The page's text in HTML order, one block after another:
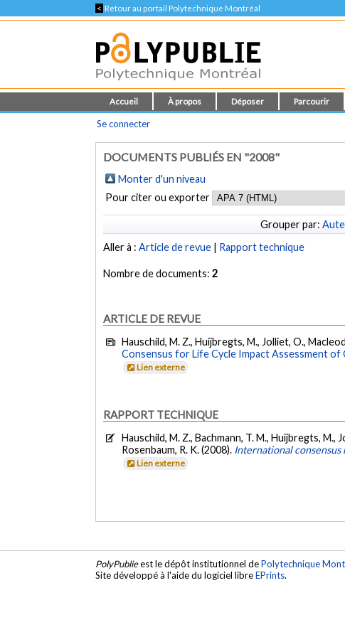
< Retour au portail Polytechnique Montréal
Accueil À propos Déposer Parcourir
Se connecter
DOCUMENTS PUBLIÉS EN "2008"
Monter d'un niveau
Pour citer ou exporter
Grouper par:
Aller à :Article de revue | Rapport technique
Nombre de documents:2
ARTICLE DE REVUE
Hauschild, M. Z., Huijbregts, M., Jolliet, O.,
Consensus for Life Cycle Impact Assessment of
Lien externe
RAPPORT TECHNIQUE
Hauschild, M. Z., Bachmann, T. M., Huijbregts, M.,
Rosenbaum, R. K. (2008). International consensus
Lien externe
PolyPublieest le dépôt institutionnel dePolytechnique
Site développé à l'aide du logiciel libreEPrints.